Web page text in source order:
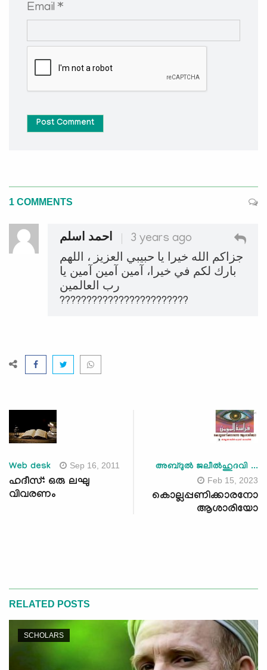
Email *
Post Comment
1 COMMENTS
احمد اسلم
3 years ago
جزاكم الله خيرا يا حبيبي العزيز ، اللهم
بارك لكم في خيرا، آمين آمين آمين يا
رب العالمين
????????????????????????
Web desk Sep 16, 2011
ഹദീസ്: ഒരു ലഘു
വിവരണം
അബ്ദുല്‍ ജലീല്‍ഹുദവി ...
Feb 15, 2023
കൊല്ലപ്പണിക്കാരനോ
ആശാരിയോ
RELATED POSTS
SCHOLARS